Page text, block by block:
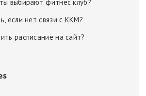
выбирают фитнес клуб?
если нет связи с ККМ?
расписание на сайт?